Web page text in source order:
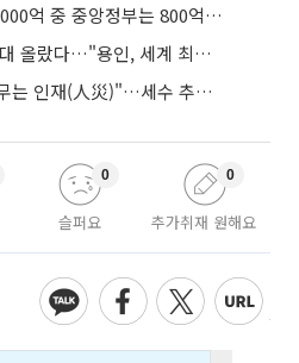
추미애 "소방인건비 1조1000억 중 중앙정부는 800억뿐"
이상일 시장, 다낭 국제무대 올랐다…"용인, 세계 최대 반도체 도시 된다"
경기도의회 국힘 "7조 채무는 인재(人災)"…세수 추계 조작 의혹 제기
슬퍼요
0
추가취재 원해요
0